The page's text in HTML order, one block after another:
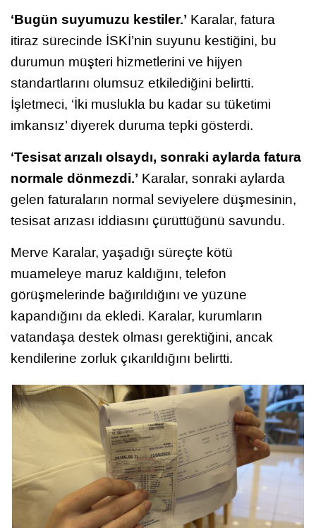
‘Bugün suyumuzu kestiler.’ Karalar, fatura
itiraz sürecinde İSKİ’nin suyunu kestiğini, bu
durumun müşteri hizmetlerini ve hijyen
standartlarını olumsuz etkilediğini belirtti.
İşletmeci, ‘İki muslukla bu kadar su tüketimi
imkansız’ diyerek duruma tepki gösterdi.
‘Tesisat arızalı olsaydı, sonraki aylarda fatura
normale dönmezdi.’ Karalar, sonraki aylarda
gelen faturaların normal seviyelere düşmesinin,
tesisat arızası iddiasını çürüttüğünü savundu.
Merve Karalar, yaşadığı süreçte kötü
muameleye maruz kaldığını, telefon
görüşmelerinde bağırıldığını ve yüzüne
kapandığını da ekledi. Karalar, kurumların
vatandaşa destek olması gerektiğini, ancak
kendilerine zorluk çıkarıldığını belirtti.